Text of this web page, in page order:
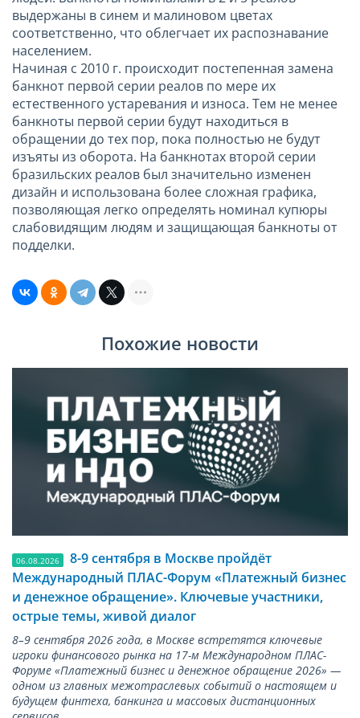
выдержаны в синем и малиновом цветах
соответственно, что облегчает их распознавание
населением.
Начиная с 2010 г. происходит постепенная замена
банкнот первой серии реалов по мере их
естественного устаревания и износа. Тем не менее
банкноты первой серии будут находиться в
обращении до тех пор, пока полностью не будут
изъяты из оборота. На банкнотах второй серии
бразильских реалов был значительно изменен
дизайн и использована более сложная графика,
позволяющая легко определять номинал купюры
слабовидящим людям и защищающая банкноты от
подделки.
Похожие новости
06.08.2026
8-9 сентября в Москве пройдёт
Международный ПЛАС-Форум «Платежный бизнес
и денежное обращение». Ключевые участники,
острые темы, живой диалог
8–9 сентября 2026 года, в Москве встретятся ключевые
игроки финансового рынка на 17-м Международном ПЛАС-
Форуме «Платежный бизнес и денежное обращение 2026» —
одном из главных межотраслевых событий о настоящем и
будущем финтеха, банкинга и массовых дистанционных